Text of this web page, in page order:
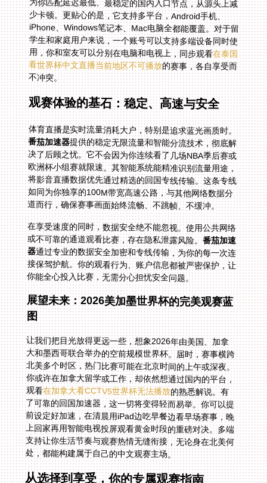
用，你和室友可以分别在电脑和电视上，同步观看在泰国
看世界杯中文直播当前地区不可播放的赛事，各自享受而
不冲突。
观赛体验的基石：稳定、高速与安全
体育直播是实时流量消耗大户，特别是追求蓝光画质时。
番茄加速器提供的稳定无限流量和智能分流技术，彻底解
决了后顾之忧。它不会因为你连续看了几场NBA季后赛或
欧洲杯小组赛就限速。其智能系统能精准识别流量用途，
将影音直播数据优先通过精选的回国专线传输。这条专线
如同为你独享的100M带宽高速公路，与其他网络数据分
道而行，确保赛事画面始终流畅、不跳帧、不缓冲。
在享受速度的同时，数据安全绝不能忽视。使用公共网络
或不可靠的通道观看比赛，存在隐私泄露风险。番茄加速
器通过专业的数据安全加密和专线传输，为你的每一次连
接保驾护航。你的观看行为、账户信息都被严密保护，让
你能全心投入比赛，无需分心担忧安全问题。
展望未来：2026美加墨世界杯的完美观赛蓝
图
让我们把目光放得更远一些，想象2026年由美国、加拿
大和墨西哥联合举办的空前规模世界杯。届时，赛事横跨
北美多个时区，热门比赛可能在北京时间的上午或深夜。
你或许在加拿大留学或工作，却依然想通过国内的平台，
观看在加拿大看CCTV5世界杯无法播放的熟悉解说。有
了可靠的回国加速器，这一切将变得轻而易举。你可以提
前设定好加速，在清晨用iPad边吃早餐边看早场赛事，晚
上回家再用智能电视投屏观看黄金时段的重磅对决。多端
支持让你生活节奏与观赛热情无缝衔接，无论身在北美何
处，都能构建属于自己的中文观赛主场。
从选择到享受，你的专属观赛指南